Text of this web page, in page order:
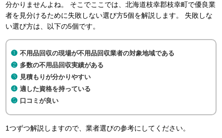
分かりませんよね。 そこでここでは、北海道枝幸郡枝幸町で優良業
者を見分けるために失敗しない選び方5個を解説します。 失敗しな
い選び方は、以下の5個です。
不用品回収の現場が不用品回収業者の対象地域である
多数の不用品回収実績がある
見積もりが分かりやすい
適した資格を持っている
口コミが良い
1つずつ解説しますので、業者選びの参考にしてください。